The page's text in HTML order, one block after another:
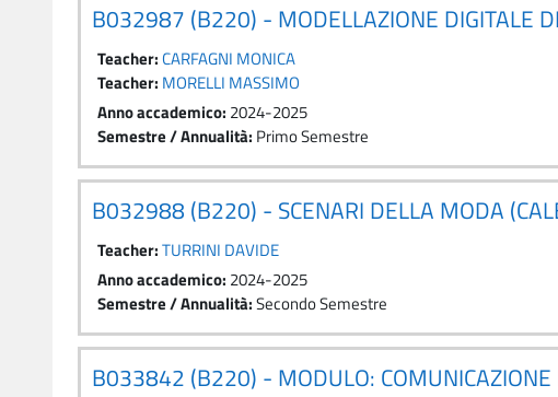
B032987 (B220) - MODELLAZIONE DIGITALE
Teacher:CARFAGNI MONICA
Teacher: MORELLI MASSIMO
Anno accademico: 2024-2025
Semestre / Annualità: Primo Semestre
B032988 (B220) - SCENARI DELLA MODA
Teacher:TURRINI DAVIDE
Anno accademico: 2024-2025
Semestre / Annualità:Secondo Semestre
B033842 (B220) - MODULO: